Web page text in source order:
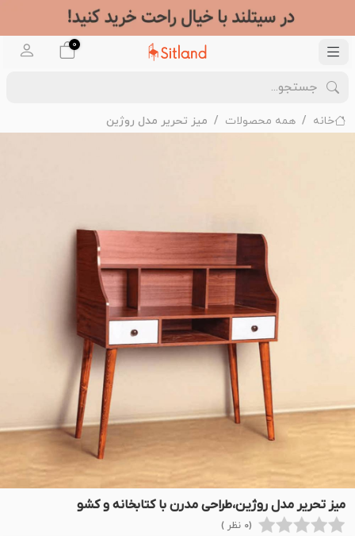
0
خانه همه محصولات میز تحریر مدل روژین
میز تحریر مدل روژین،طراحی مدرن با کتابخانه و کشو
(0 نظر )